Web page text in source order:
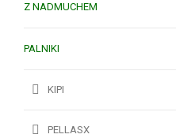
Z NADMUCHEM
PALNIKI
KIPI
PELLASX